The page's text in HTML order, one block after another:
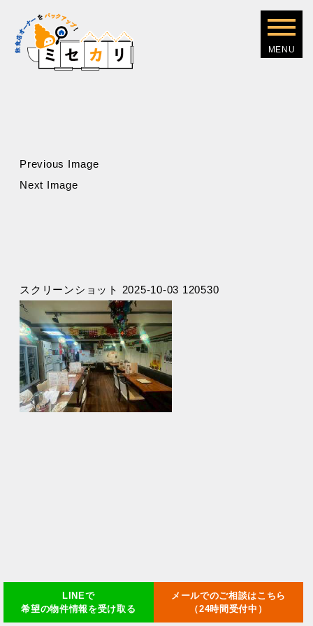
LINEで
希望の物件情報を受け取る
メールでのご相談はこちら
（24時間受付中）
Previous Image
Next Image
スクリーンショット 2025-10-03 120530